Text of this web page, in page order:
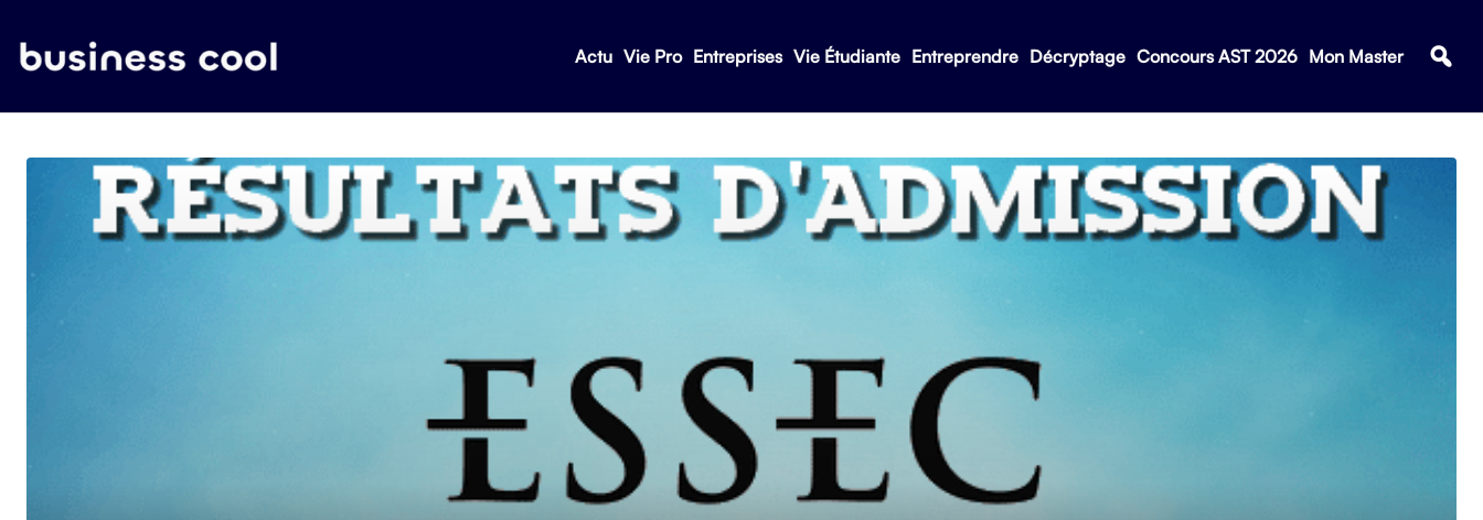
Actu Vie Pro Entreprises Vie Étudiante Entreprendre Décryptage Concours AST 2026 Mon Master